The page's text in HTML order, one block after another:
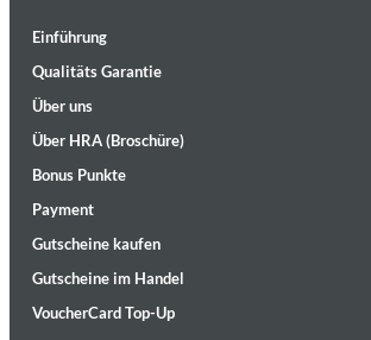
Wes Montgomery, Wynton Kelly Trio
Genre:Jazz
Einführung
Qualitäts Garantie
Über uns
Über HRA (Broschüre)
Bonus Punkte
Payment
Gutscheine kaufen
Gutscheine im Handel
VoucherCard Top-Up